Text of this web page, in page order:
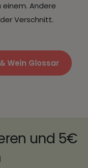
einem. Andere
Verschnitt.
Wein Glossar
und 5€